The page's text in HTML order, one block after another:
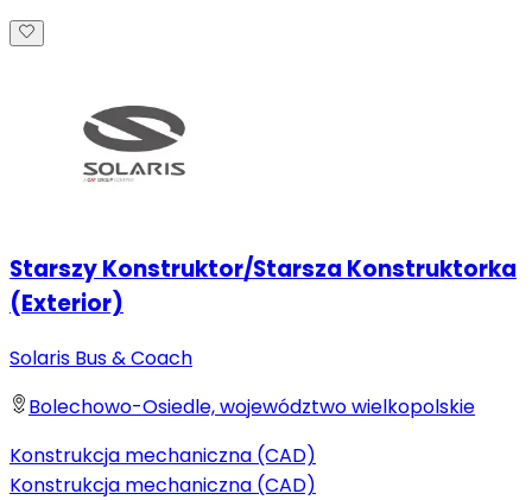
Starszy Konstruktor/Starsza Konstruktorka
(Exterior)
Solaris Bus & Coach
Bolechowo-Osiedle, województwo wielkopolskie
Konstrukcja mechaniczna (CAD)
Konstrukcja mechaniczna (CAD)